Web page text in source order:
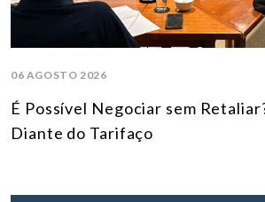
06 AGOSTO 2026
É Possível Negociar sem
Diante do Tarifaço